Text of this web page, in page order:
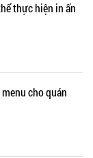
thực hiện in ấn
cho quán